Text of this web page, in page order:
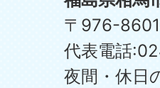
〒976-
代表電話
夜間・休